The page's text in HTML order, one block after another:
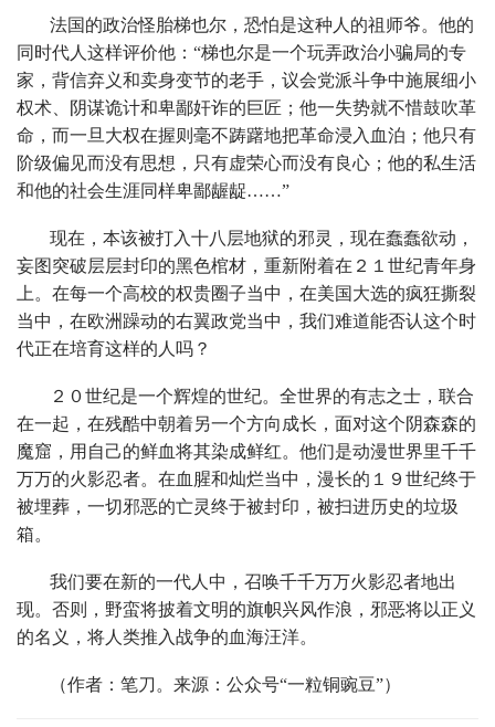
法国的政治怪胎梯也尔，恐怕是这种人的祖师爷。他的
同时代人这样评价他：“梯也尔是一个玩弄政治小骗局的专
家，背信弃义和卖身变节的老手，议会党派斗争中施展细小
权术、阴谋诡计和卑鄙奸诈的巨匠；他一失势就不惜鼓吹革
命，而一旦大权在握则毫不踌躇地把革命浸入血泊；他只有
阶级偏见而没有思想，只有虚荣心而没有良心；他的私生活
和他的社会生涯同样卑鄙龌龊……”
现在，本该被打入十八层地狱的邪灵，现在蠢蠢欲动，
妄图突破层层封印的黑色棺材，重新附着在２１世纪青年身
上。在每一个高校的权贵圈子当中，在美国大选的疯狂撕裂
当中，在欧洲躁动的右翼政党当中，我们难道能否认这个时
代正在培育这样的人吗？
２０世纪是一个辉煌的世纪。全世界的有志之士，联合
在一起，在残酷中朝着另一个方向成长，面对这个阴森森的
魔窟，用自己的鲜血将其染成鲜红。他们是动漫世界里千千
万万的火影忍者。在血腥和灿烂当中，漫长的１９世纪终于
被埋葬，一切邪恶的亡灵终于被封印，被扫进历史的垃圾
箱。
我们要在新的一代人中，召唤千千万万火影忍者地出
现。否则，野蛮将披着文明的旗帜兴风作浪，邪恶将以正义
的名义，将人类推入战争的血海汪洋。
（作者：笔刀。来源：公众号“一粒铜豌豆”）